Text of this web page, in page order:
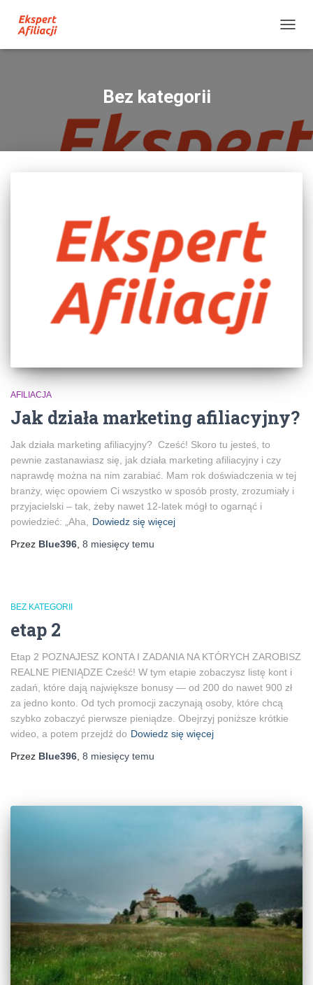
Bez kategorii
AFILIACJA
Jak działa marketing afiliacyjny?
Jak działa marketing afiliacyjny? Cześć! Skoro tu jesteś, to
pewnie zastanawiasz się, jak działa marketing afiliacyjny i czy
naprawdę można na nim zarabiać. Mam rok doświadczenia w tej
branży, więc opowiem Ci wszystko w sposób prosty, zrozumiały i
przyjacielski – tak, żeby nawet 12-latek mógł to ogarnąć i
powiedzieć: „Aha,
Dowiedz się więcej
Przez Blue396 8 miesięcy temu
BEZ KATEGORII
etap 2
Etap 2 POZNAJESZ KONTA I ZADANIA NA KTÓRYCH ZAROBISZ
REALNE PIENIĄDZE Cześć! W tym etapie zobaczysz listę kont i
zadań, które dają największe bonusy — od 200 do nawet 900 zł
za jedno konto. Od tych promocji zaczynają osoby, które chcą
szybko zobaczyć pierwsze pieniądze. Obejrzyj poniższe krótkie
wideo, a potem przejdź do Dowiedz się więcej
Przez Blue396 8 miesięcy temu